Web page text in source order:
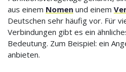
aus einem Nomen und einem
Deutschen sehr häufig vor. Für
Verbindungen gibt es ein
Bedeutung. Zum Beispiel: ein
anbieten.